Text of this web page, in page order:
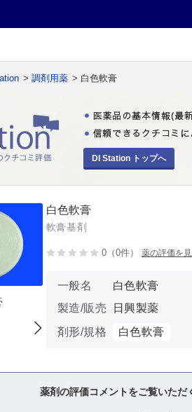
> 調剤用薬 > 白色軟膏
DI Station トップへ
白色軟膏
軟膏基剤
0（0件） 薬の評価を
一般名
白色軟膏
製造/販売
日興製薬
剤形/規格
白色軟膏
薬剤の評価コメントをご覧いただ